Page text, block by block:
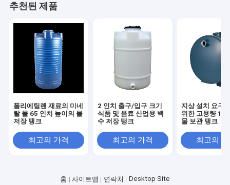
추천된 제품
폴리에틸렌 재료의 미네
랄 물 65 인치 높이의 물
저장 탱크
최고의 가격
2 인치 출구/입구 크기
식품 및 음료 산업용 백
수 저장 탱크
최고의 가격
지상 설치 요구
위한 고용량
물 보관 탱크
최고의
홈 사이트맵 연락처 Desktop Site